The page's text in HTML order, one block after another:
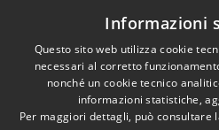
Piano di miglioramento del
Informazioni
Questo sito web utilizza cookie
necessari al corretto
nonché un cookie tecnico
informazioni statistiche,
Per maggiori dettagli, può consultare